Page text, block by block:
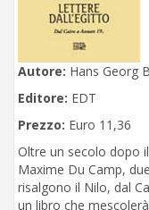
Autore: Hans Georg
Editore: EDT
Prezzo: Euro 11,36
Oltre un secolo dopo
Maxime Du Camp,
risalgono il Nilo, dal
un libro che